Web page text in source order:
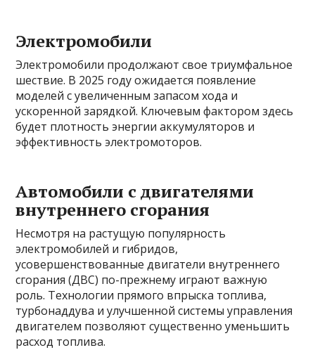
Электромобили
Электромобили продолжают свое триумфальное
шествие. В 2025 году ожидается появление
моделей с увеличенным запасом хода и
ускоренной зарядкой. Ключевым фактором здесь
будет плотность энергии аккумуляторов и
эффективность электромоторов.
Автомобили с двигателями
внутреннего сгорания
Несмотря на растущую популярность
электромобилей и гибридов,
усовершенствованные двигатели внутреннего
сгорания (ДВС) по-прежнему играют важную
роль. Технологии прямого впрыска топлива,
турбонаддува и улучшенной системы управления
двигателем позволяют существенно уменьшить
расход топлива.